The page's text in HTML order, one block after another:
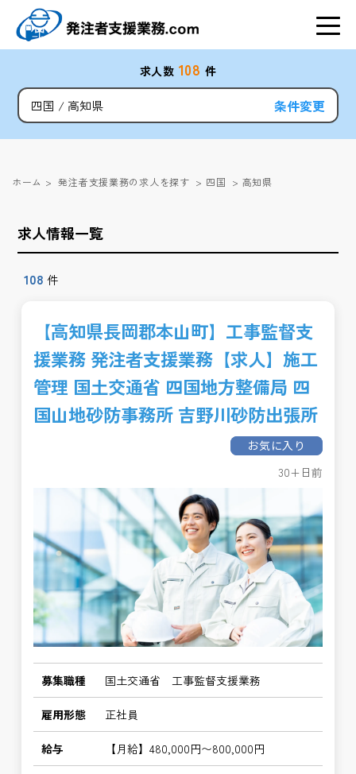
求人数 108 件
四国 高知県 条件変更
ホーム > 発注者支援業務の求人を探す > 四国 > 高知県
求人情報一覧
108 件
【高知県長岡郡本山町】工事監督支
援業務 発注者支援業務【求人】施工
管理 国土交通省 四国地方整備局 四
国山地砂防事務所 吉野川砂防出張所
お気に入り
30+日前
募集職種 国土交通省 工事監督支援業務
雇用形態 正社員
給与 【月給】480,000円〜800,000円